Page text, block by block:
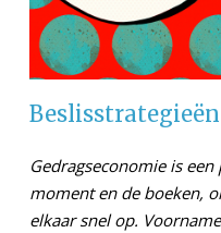
Gedragseconomie is
moment en de boeken,
elkaar snel op.